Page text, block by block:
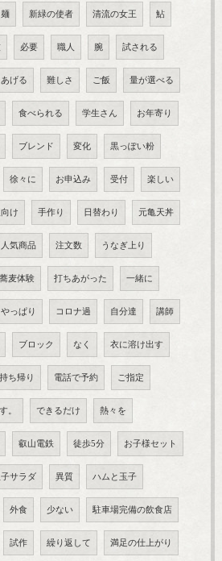
麺 新緑の使者 清流の女王 鮎
必要 職人 腕 試される
あげる 難しさ ご飯 量が選べる
食べられる 学生さん お年寄り
ブレンド 変化 黒っぽい粉
徐々に お申込み 受付 楽しい
け 手作り 日替わり 元亀天丼
人気商品 注文数 うなぎ上り
麦体験 打ちあがった 一緒に
やっぱり コロナ過 自分達 講師
ブロック なく 衣に溶け出す
ち帰り 電話で予約 ご指定
。 できるだけ 熱々を
叡山電鉄 徒歩5分 お子様セット
子サラダ 異質 ハムと玉子
外食 少ない 駐車場完備の飲食店
試作 繰り返して 満足の仕上がり